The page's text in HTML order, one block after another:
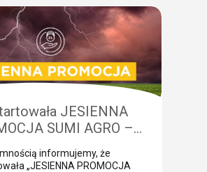
bardzo często jest błędnie
jako brak wody lub
składników pokarmowych,
wykonanie właściwego
Nasza ekspertka Monika
przeprowadziła lustrację w
gryfickim […]
JESIENNA
SUMI AGRO –
rabaty!
informujemy, że
„JESIENNA PROMOCJA